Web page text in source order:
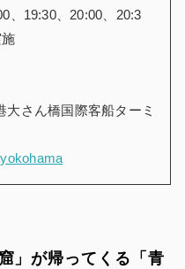
、19:30、20:00、20:3
大さん橋国際客船ターミ
」が帰ってくる「青